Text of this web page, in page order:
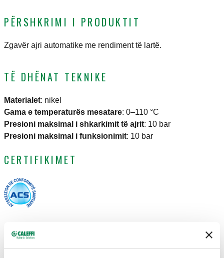
PËRSHKRIMI I PRODUKTIT
Zgavër ajri automatike me rendiment të lartë.
TË DHËNAT TEKNIKE
Materialet: nikel
Gama e temperaturës mesatare: 0–110 °C
Presioni maksimal i shkarkimit të ajrit: 10 bar
Presioni maksimal i funksionimit: 10 bar
CERTIFIKIMET
SKICAT DHE SPECIFIKIMET